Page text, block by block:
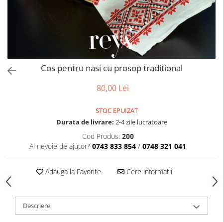
Cos pentru nasi cu prosop traditional
80,00 Lei
STOC EPUIZAT
Durata de livrare: 2-4 zile lucratoare
Cod Produs: 200
Ai nevoie de ajutor? 0743 833 854 / 0748 321 041
Adauga la Favorite Cere informatii
Descriere